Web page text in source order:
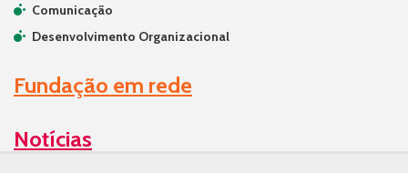
Comunicação
Desenvolvimento Organizacional
Fundação em rede
Notícias